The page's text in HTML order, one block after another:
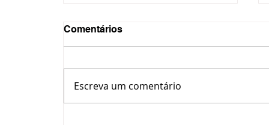
Comentários
Escreva um comentário